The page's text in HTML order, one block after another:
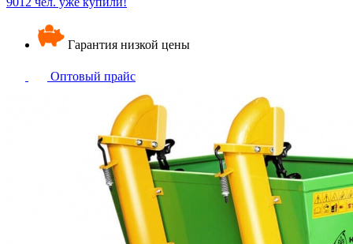
Гарантия низкой цены
Оптовый прайс